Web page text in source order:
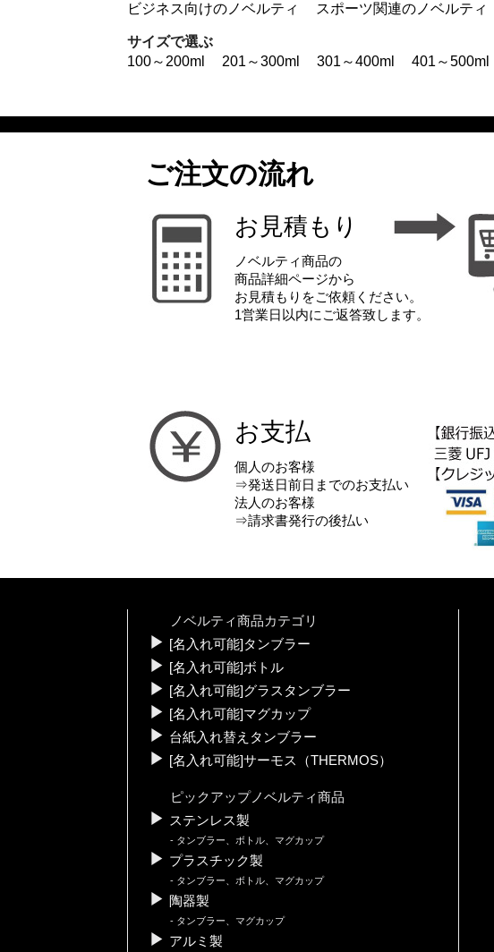
ビジネス向けのノベルティ
スポーツ関連のノベルティ
サイズで選ぶ
100～200ml
201～300ml 301～400ml 401～500ml
ご注文の流れ
お見積もり
ノベルティ商品の
商品詳細ページから
お見積もりをご依頼ください。
1営業日以内にご返答致します。
お支払
個人のお客様
⇒発送日前日までのお支払い
法人のお客様
⇒請求書発行の後払い
ノベルティ商品カテゴリ
[名入れ可能]タンブラー
[名入れ可能]ボトル
[名入れ可能]グラスタンブラー
[名入れ可能]マグカップ
台紙入れ替えタンブラー
[名入れ可能]サーモス（THERMOS）
ピックアップノベルティ商品
ステンレス製
タンブラー、ボトル、マグカップ
プラスチック製
タンブラー、ボトル、マグカップ
陶器製
タンブラー、マグカップ
アルミ製